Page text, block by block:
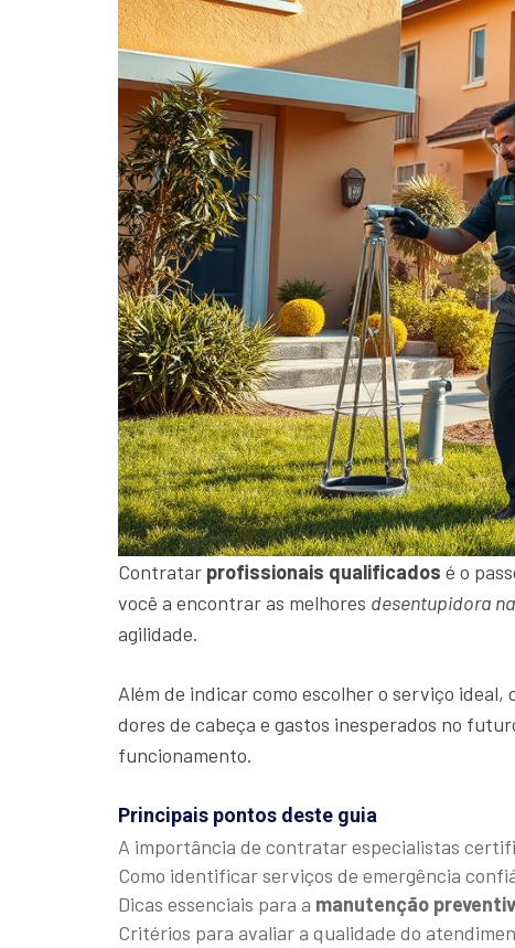
Contratar profissionais qualificados é o
você a encontrar as melhores desentupidora
agilidade.
Além de indicar como escolher o serviço
dores de cabeça e gastos inesperados no
funcionamento.
Principais pontos deste guia
A importância de contratar especialistas
Como identificar serviços de emergência
Dicas essenciais para a manutenção
Critérios para avaliar a qualidade do